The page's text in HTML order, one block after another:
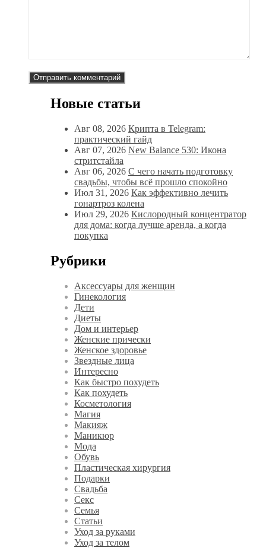
Новые статьи
Авг 08, 2026 Крипта в Telegram:
практический гайд
Авг 07, 2026 New Balance 530: Икона
стритстайла
Авг 06, 2026 С чего начать подготовку
свадьбы, чтобы всё прошло спокойно
Июл 31, 2026 Как эффективно лечить
гонартроз колена
Июл 29, 2026 Кислородный концентратор
для дома: когда лучше аренда, а когда
покупка
Рубрики
Аксессуары для женщин
Гинекология
Дети
Диеты
Дом и интерьер
Женские прически
Женское здоровье
Звездные лица
Интересно
Как быстро похудеть
Как похудеть
Косметология
Магия
Макияж
Маникюр
Мода
Обувь
Пластическая хирургия
Подарки
Свадьба
Секс
Семья
Статьи
Уход за руками
Уход за телом